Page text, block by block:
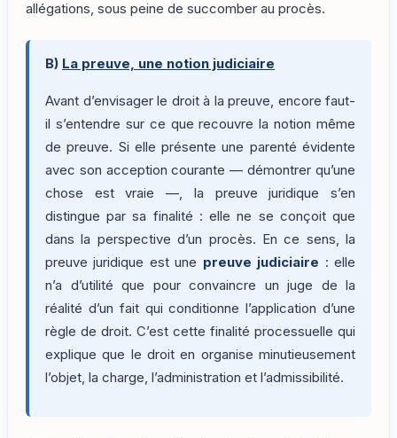
allégations, sous peine de succomber au procès.
B) La preuve, une notion judiciaire
Avant d’envisager le droit à la preuve, encore faut-
il s’entendre sur ce que recouvre la notion même
de preuve. Si elle présente une parenté évidente
avec son acception courante — démontrer qu’une
chose est vraie —, la preuve juridique s’en
distingue par sa finalité : elle ne se conçoit que
dans la perspective d’un procès. En ce sens, la
preuve juridique est une preuve judiciaire : elle
n’a d’utilité que pour convaincre un juge de la
réalité d’un fait qui conditionne l’application d’une
règle de droit. C’est cette finalité processuelle qui
explique que le droit en organise minutieusement
l’objet, la charge, l’administration et l’admissibilité.